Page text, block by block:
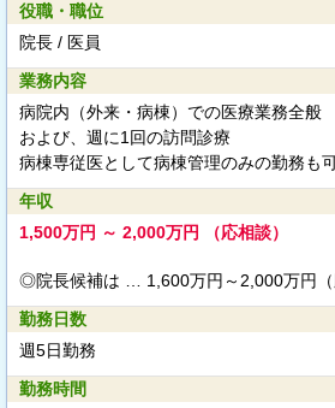
役職・職位
院長 / 医員
業務内容
病院内（外来・病棟）での医療業務全般
および、週に1回の訪問診療
病棟専従医として病棟管理のみの勤務も
年収
1,500万円 ～ 2,000万円 （応相談）
◎院長候補は … 1,600万円～2,000万円（
勤務日数
週5日勤務
勤務時間